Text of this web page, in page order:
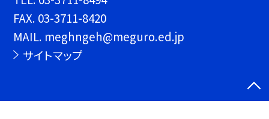
FAX. 03-3711-8420
MAIL. meghngeh@meguro.ed.jp
サイトマップ